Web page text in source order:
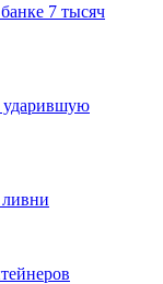
7 тысяч
ударившую